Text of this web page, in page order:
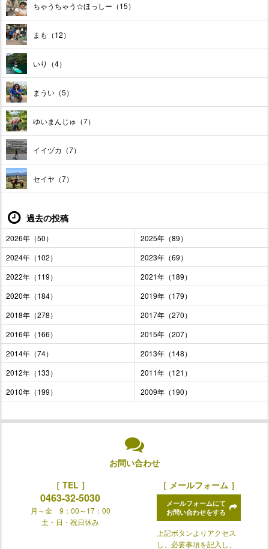
ちゃうちゃう☆ほっしー（15）
まも（12）
いり（4）
まうい（5）
ゆいまんじゅ（7）
イイヅカ（7）
セイヤ（7）
過去の投稿
2026年（50）
2025年（89）
2024年（102）
2023年（69）
2022年（119）
2021年（189）
2020年（184）
2019年（179）
2018年（278）
2017年（270）
2016年（166）
2015年（207）
2014年（74）
2013年（148）
2012年（133）
2011年（121）
2010年（199）
2009年（190）
お問い合わせ
［ TEL ］
0463-32-5030
月～金 9：00～17：00
土・日・祝日休み
［ メールフォーム ］
メールフォームにて
お問い合わせをする
上記ボタンよりアクセス
し、必要事項を記入し、